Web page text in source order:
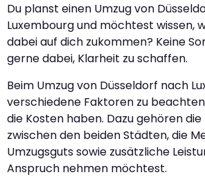
Du planst einen Umzug von
Luxembourg und möchtest wissen,
dabei auf dich zukommen? Keine
gerne dabei, Klarheit zu schaffen.
Beim Umzug von Düsseldorf nach
verschiedene Faktoren zu
die Kosten haben. Dazu gehören
zwischen den beiden Städten, die
Umzugsguts sowie zusätzliche
Anspruch nehmen möchtest.